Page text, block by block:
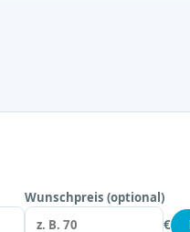
Wunschpreis (optional)
€